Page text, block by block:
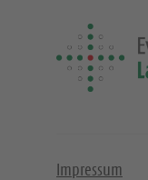
Impressum